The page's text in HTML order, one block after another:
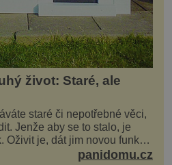
život: Staré, ale
staré či nepotřebné věci,
Jenže aby se to stalo, je
Oživit je, dát jim novou funkci
panidomu.cz